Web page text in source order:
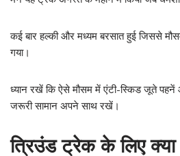
कई बार हल्की और मध्यम बरसात हुई जिससे
गया।
ध्यान रखें कि ऐसे मौसम में एंटी-स्किड जूते
जरूरी सामान अपने साथ रखें।
त्रिउंड ट्रेक के लिए